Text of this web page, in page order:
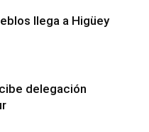
llega a Higüey
delegación